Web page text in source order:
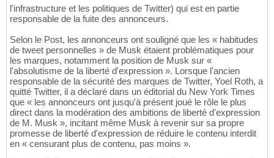
l'infrastructure et les politiques de Twitter) qui est en partie
responsable de la fuite des annonceurs.
Selon le Post, les annonceurs ont souligné que les « habitudes
de tweet personnelles » de Musk étaient problématiques pour
les marques, notamment la position de Musk sur «
l'absolutisme de la liberté d'expression ». Lorsque l'ancien
responsable de la sécurité des marques de Twitter, Yoel Roth, a
quitté Twitter, il a déclaré dans un éditorial du New York Times
que « les annonceurs ont jusqu'à présent joué le rôle le plus
direct dans la modération des ambitions de liberté d'expression
de M. Musk », incitant même Musk à revenir sur sa propre
promesse de liberté d'expression de réduire le contenu interdit
en « censurant plus de contenu, pas moins ».